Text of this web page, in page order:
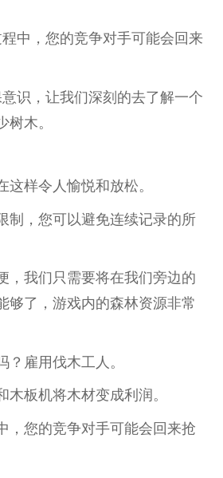
中，您的竞争对手可能会回来
识，让我们深刻的去了解一个
树木。
这样令人愉悦和放松。
制，您可以避免连续记录的所
，我们只需要将在我们旁边的
够了，游戏内的森林资源非常
？雇用伐木工人。
木板机将木材变成利润。
，您的竞争对手可能会回来抢